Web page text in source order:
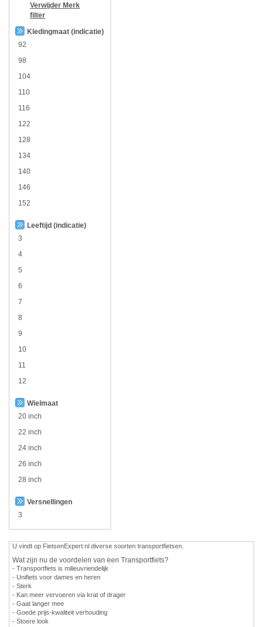
Verwijder Merk
filter
Kledingmaat (indicatie)
92
98
104
110
116
122
128
134
140
146
152
Leeftijd (indicatie)
3
4
5
6
7
8
9
10
11
12
Wielmaat
20 inch
22 inch
24 inch
26 inch
28 inch
Versnellingen
3
U vindt op FietsenExpert.nl diverse soorten transportfietsen.
Wat zijn nu de voordelen van een Transportfiets?
- Transportfiets is milieuvriendelijk
- Unifiets voor dames en heren
- Sterk
- Kan meer vervoeren via krat of drager
- Gaat langer mee
- Goede prijs-kwaliteit verhouding
- Stoere look